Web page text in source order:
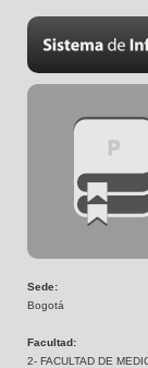
Sede:
Bogotá
Facultad:
2- FACULTAD DE